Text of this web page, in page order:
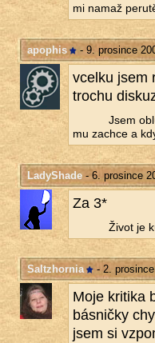
mi namaž
apophis - 9. prosince
vcel­ku jsem
tro­chu
Jsem
mu za­chce a
LadyShade- 6. prosince
Za 3*
Život je
Saltzhornia - 2. prosince
Moje kri­ti­ka
bás­nič­ky
jsem si